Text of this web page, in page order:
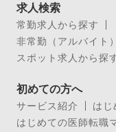
求人検索
常勤求人から探す
非常勤（アルバイト
スポット求人から探
初めての方へ
サービス紹介
はじ
はじめての医師転職